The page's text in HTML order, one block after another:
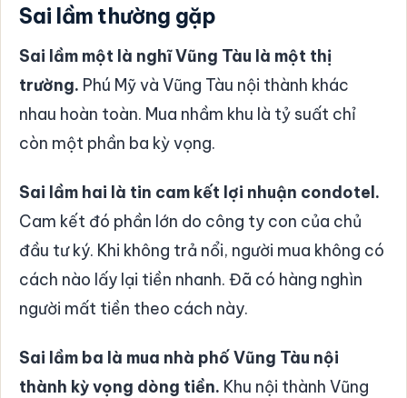
Sai lầm thường gặp
Sai lầm một là nghĩ Vũng Tàu là một thị
trường. Phú Mỹ và Vũng Tàu nội thành khác
nhau hoàn toàn. Mua nhầm khu là tỷ suất chỉ
còn một phần ba kỳ vọng.
Sai lầm hai là tin cam kết lợi nhuận condotel.
Cam kết đó phần lớn do công ty con của chủ
đầu tư ký. Khi không trả nổi, người mua không có
cách nào lấy lại tiền nhanh. Đã có hàng nghìn
người mất tiền theo cách này.
Sai lầm ba là mua nhà phố Vũng Tàu nội
thành kỳ vọng dòng tiền. Khu nội thành Vũng